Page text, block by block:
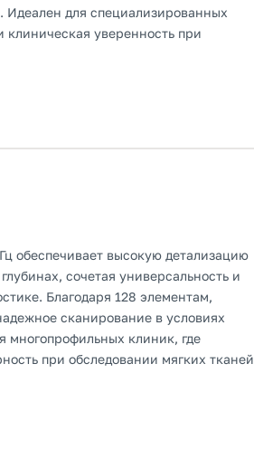
Идеален для специализированных
клиническая уверенность при
обеспечивает высокую детализацию
сочетая универсальность и
Благодаря 128 элементам,
сканирование в условиях
многопрофильных клиник, где
при обследовании мягких тканей